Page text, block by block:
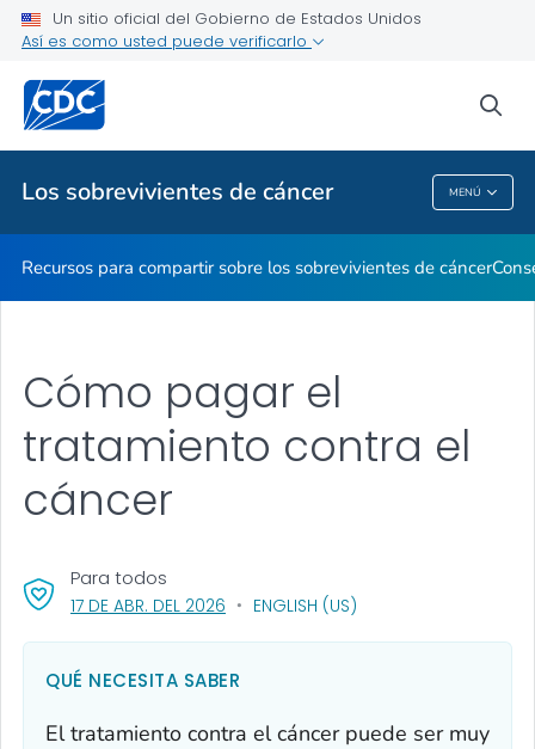
Un sitio oficial del Gobierno de Estados Unidos
Así es como usted puede verificarlo
Los sobrevivientes de cáncer MENÚ
Temas relacionados
Los Sobrevivientes De Cáncer
Recursos para compartir sobre los sobrevivientes de cáncer
Cómo pagar el
tratamiento contra el
cáncer
17 DE ABR. DEL 2026 , VISIT LINK FOR DETAILS.
ENGLISH (US)
Para todos
QUÉ NECESITA SABER
El tratamiento contra el cáncer puede ser muy